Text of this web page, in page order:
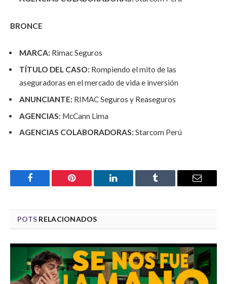
BRONCE
MARCA: Rimac Seguros
TÍTULO DEL CASO: Rompiendo el mito de las
aseguradoras en el mercado de vida e inversión
ANUNCIANTE: RIMAC Seguros y Reaseguros
AGENCIAS: McCann Lima
AGENCIAS COLABORADORAS: Starcom Perú
Facebook Pinterest LinkedIn Tumblr Email
POTS RELACIONADOS